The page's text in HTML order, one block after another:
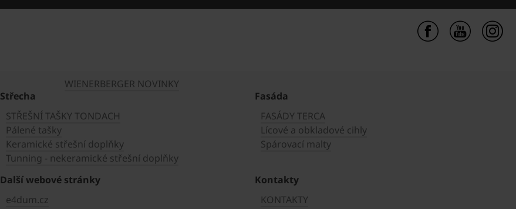
WIENERBERGER NOVINKY
Střecha
STŘEŠNÍ TAŠKY TONDACH
Pálené tašky
Keramické střešní doplňky
Tunning - nekeramické střešní doplňky
Fasáda
FASÁDY TERCA
Lícové a obkladové cihly
Spárovací malty
Další webové stránky
e4dum.cz
Kontakty
KONTAKTY